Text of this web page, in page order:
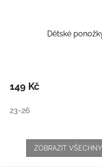
Dětské
149 Kč
23-26
ZOBRAZIT